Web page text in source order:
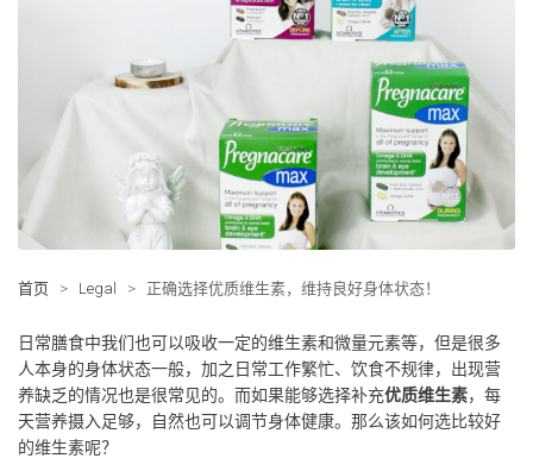
首页 > Legal > 正确选择优质维生素，维持良好身体状态！
日常膳食中我们也可以吸收一定的维生素和微量元素等，但是很多
人本身的身体状态一般，加之日常工作繁忙、饮食不规律，出现营
养缺乏的情况也是很常见的。而如果能够选择补充优质维生素，每
天营养摄入足够，自然也可以调节身体健康。那么该如何选比较好
的维生素呢？